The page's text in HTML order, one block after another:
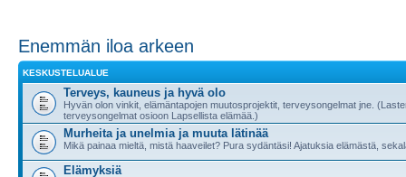
Enemmän iloa arkeen
KESKUSTELUALUE
Terveys, kauneus ja hyvä olo
Hyvän olon vinkit, elämäntapojen muutosprojektit, terveysongelmat jne.
terveysongelmat osioon Lapsellista elämää.)
Murheita ja unelmia ja muuta lätinää
Mikä painaa mieltä, mistä haaveilet? Pura sydäntäsi! Ajatuksia elämästä,
Elämyksiä